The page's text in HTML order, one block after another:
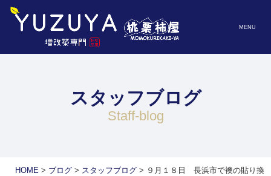
MENU
スタッフブログ
staff-blog
HOME> ブログ> スタッフブログ> ９月１８日 長浜市で襖の貼り換